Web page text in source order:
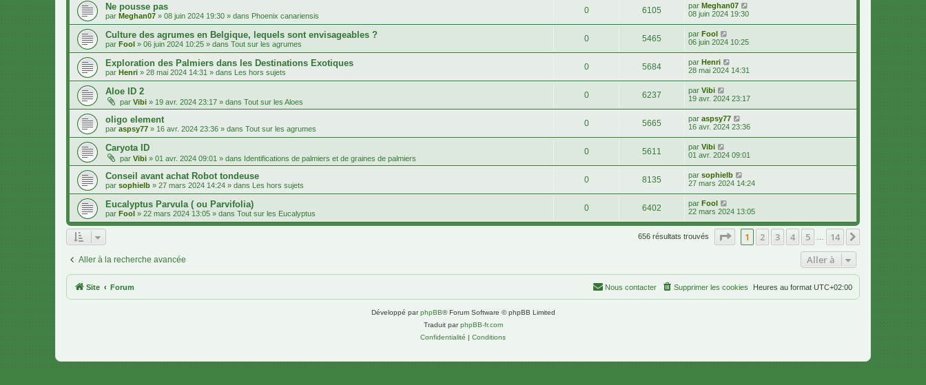
Ne pousse pas
par Meghan07 » 08 juin 2024 19:30 » dans Phoenix canariensis
0 6105 par Meghan07
08 juin 2024 19:30
Culture des agrumes en Belgique, lequels sont envisageables ?
par Fool » 06 juin 2024 10:25 » dans Tout sur les agrumes
0 5465 par Fool
06 juin 2024 10:25
Exploration des Palmiers dans les Destinations Exotiques
par Henri » 28 mai 2024 14:31 » dans Les hors sujets
0 5684 par Henri
28 mai 2024 14:31
Aloe ID 2
par Vibi » 19 avr. 2024 23:17 » dans Tout sur les Aloes
0 6237 par Vibi
19 avr. 2024 23:17
oligo element
par aspsy77 » 16 avr. 2024 23:36 » dans Tout sur les agrumes
0 5665 par aspsy77
16 avr. 2024 23:36
Caryota ID
par Vibi » 01 avr. 2024 09:01 » dans Identifications de palmiers et de graines de palmiers
0 5611 par Vibi
01 avr. 2024 09:01
Conseil avant achat Robot tondeuse
par sophielb » 27 mars 2024 14:24 » dans Les hors sujets
0 8135 par sophielb
27 mars 2024 14:24
Eucalyptus Parvula ( ou Parvifolia)
par Fool » 22 mars 2024 13:05 » dans Tout sur les Eucalyptus
0 6402 par Fool
22 mars 2024 13:05
656 résultats trouvés Page sur14
1 2 3 4 5 14
Aller à la recherche avancée Aller à
Site Forum Heures au format UTC+02:00
Supprimer les cookies
Nous contacter
Développé parphpBB® Forum Software © phpBB Limited
Traduit parphpBB-fr.com
Confidentialité | Conditions